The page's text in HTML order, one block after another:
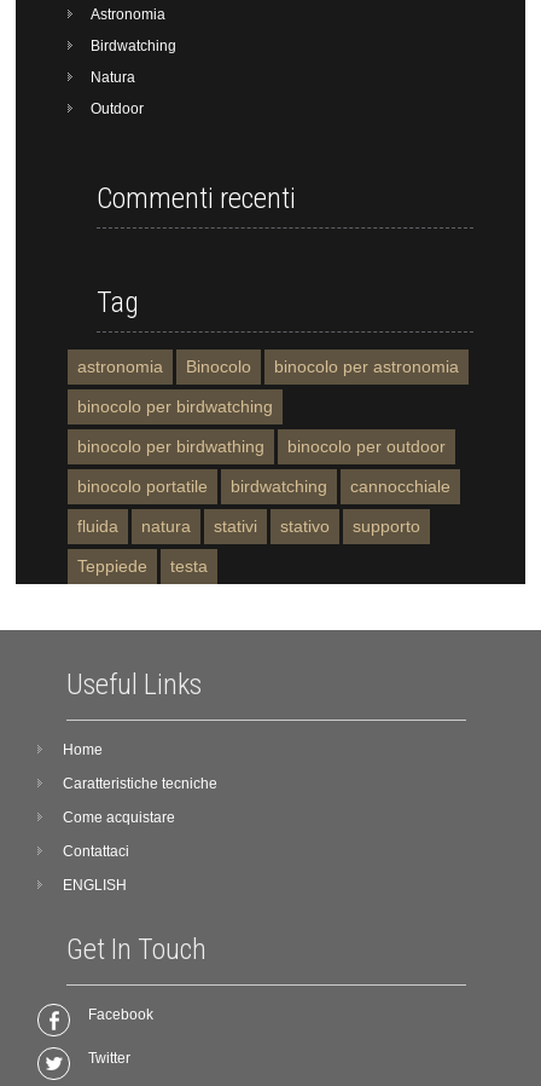
Astronomia
Birdwatching
Natura
Outdoor
Commenti recenti
Tag
astronomia Binocolo binocolo per astronomia
binocolo per birdwatching
binocolo per birdwathing binocolo per outdoor
binocolo portatile birdwatching cannocchiale
fluida natura stativi stativo supporto
Teppiede testa
Useful Links
Home
Caratteristiche tecniche
Come acquistare
Contattaci
ENGLISH
Get In Touch
Facebook
Twitter